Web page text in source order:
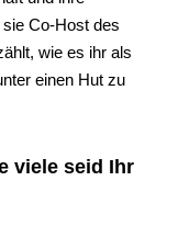
Co-Host des
wie es ihr als
einen Hut zu
viele seid Ihr